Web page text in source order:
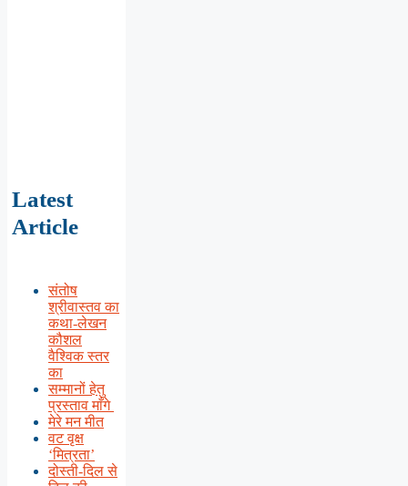
Latest
Article
संतोष
श्रीवास्तव का
कथा-लेखन
कौशल
वैश्विक स्तर
का
सम्मानों हेतु
प्रस्ताव माँगे
मेरे मन मीत
वट वृक्ष
‘मित्रता’
दोस्ती-दिल से